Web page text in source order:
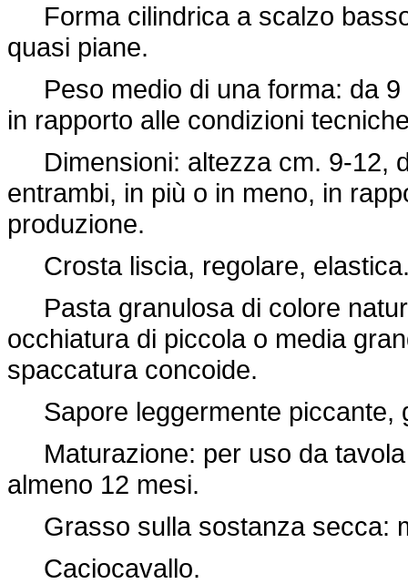
Forma cilindrica a scalzo
quasi piane.
Peso medio di una forma: da 9
in rapporto alle condizioni
Dimensioni: altezza cm. 9-12,
entrambi, in più o in meno, in
produzione.
Crosta liscia, regolare,
Pasta granulosa di colore
occhiatura di piccola o media
spaccatura concoide.
Sapore leggermente piccante,
Maturazione: per uso da tavola
almeno 12 mesi.
Grasso sulla sostanza secca:
Caciocavallo.